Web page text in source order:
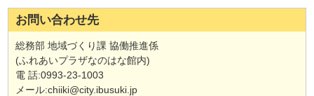
お問い合わせ先
総務部 地域づくり課 協働推進係
(ふれあいプラザなのはな館内)
電 話:0993-23-1003
メール:chiiki@city.ibusuki.jp